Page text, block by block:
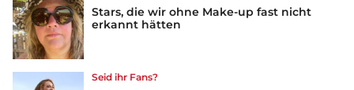
Stars, die wir ohne Make-up fast nicht
erkannt hätten
Seid ihr Fans?